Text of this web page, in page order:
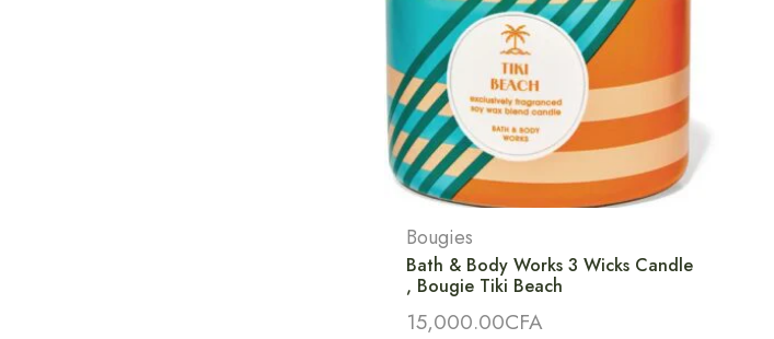
Bougies
Bath & Body Works 3 Wicks Candle
, Bougie Tiki Beach
15,000.00CFA